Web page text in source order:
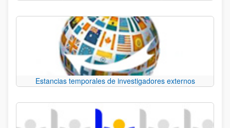
Estancias temporales de investigadores externos